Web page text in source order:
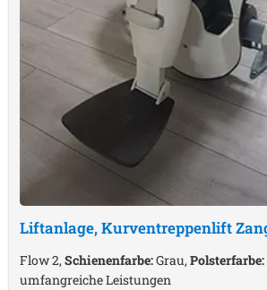
Liftanlage, Kurventreppenlift
Flow 2,Schienenfarbe:Grau,Polsterfarbe:
umfangreiche Leistungen